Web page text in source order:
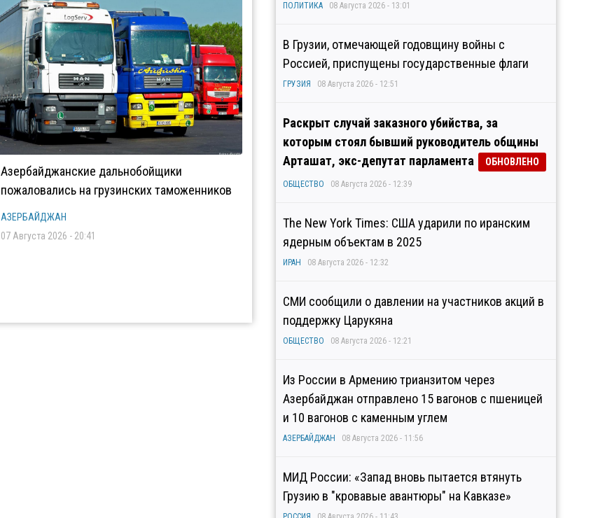
Азербайджанские дальнобойщики
пожаловались на грузинских таможенников
АЗЕРБАЙДЖАН
07 Августа 2026 - 20:41
ПОЛИТИКА 08 Августа 2026 - 13:01
В Грузии, отмечающей годовщину войны с
Россией, приспущены государственные флаги
ГРУЗИЯ 08 Августа 2026 - 12:51
Раскрыт случай заказного убийства, за
которым стоял бывший руководитель общины
Арташат, экс-депутат парламента
ОБНОВЛЕНО
ОБЩЕСТВО 08 Августа 2026 - 12:39
The New York Times: США ударили по иранским
ядерным объектам в 2025
ИРАН 08 Августа 2026 - 12:32
СМИ сообщили о давлении на участников акций в
поддержку Царукяна
ОБЩЕСТВО 08 Августа 2026 - 12:21
Из России в Армению трианзитом через
Азербайджан отправлено 15 вагонов с пшеницей
и 10 вагонов с каменным углем
АЗЕРБАЙДЖАН 08 Августа 2026 - 11:56
МИД России: «Запад вновь пытается втянуть
Грузию в "кровавые авантюры" на Кавказе»